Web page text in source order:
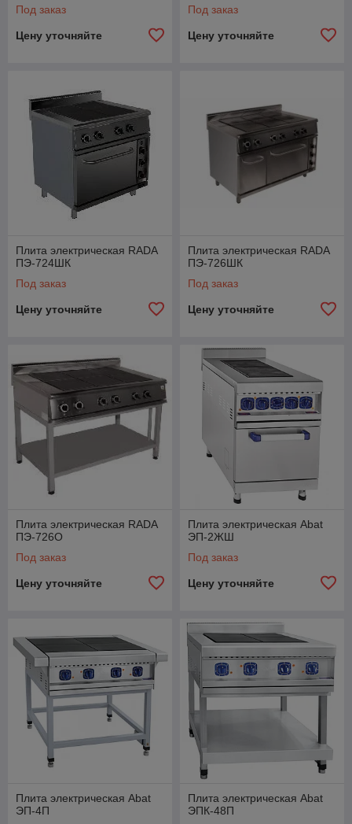
Под заказ
Цену уточняйте
Под заказ
Цену уточняйте
Плита электрическая RADA
ПЭ-724ШК
Под заказ
Цену уточняйте
Плита электрическая RADA
ПЭ-726ШК
Под заказ
Цену уточняйте
Плита электрическая RADA
ПЭ-726О
Под заказ
Цену уточняйте
Плита электрическая Abat
ЭП-2ЖШ
Под заказ
Цену уточняйте
Плита электрическая Abat
ЭП-4П
Плита электрическая Abat
ЭПК-48П